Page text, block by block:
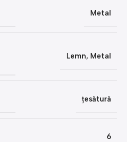
Metal
Lemn, Metal
țesătură
6